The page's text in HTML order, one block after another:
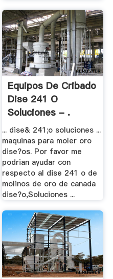
Equipos De Cribado
Dise 241 O
Soluciones - .
... dise& 241;o soluciones ...
maquinas para moler oro
dise?os. Por favor me
podrian ayudar con
respecto al dise 241 o de
molinos de oro de canada
dise?o,Soluciones ...